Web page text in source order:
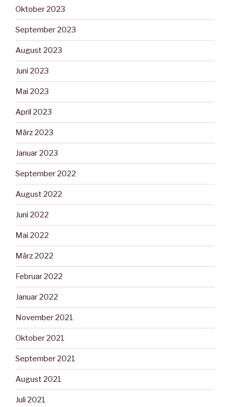
Oktober 2023
September 2023
August 2023
Juni 2023
Mai 2023
April 2023
März 2023
Januar 2023
September 2022
August 2022
Juni 2022
Mai 2022
März 2022
Februar 2022
Januar 2022
November 2021
Oktober 2021
September 2021
August 2021
Juli 2021